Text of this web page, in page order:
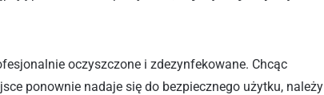
oczyszczone i zdezynfekowane. Chcąc
ponownie nadaje się do bezpiecznego użytku, należy